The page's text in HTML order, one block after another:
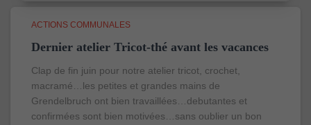
ACTIONS COMMUNALES
Dernier atelier Tricot-thé avant les vacances
Clap de fin juin pour notre atelier tricot, crochet,
macramé…les petites et grandes mains de
Grendelbruch ont bien travaillées…debutantes et
confirmées sont bien motivées…sans oublier un bon